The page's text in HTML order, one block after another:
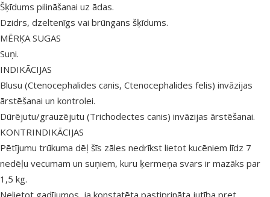
Šķīdums pilināšanai uz ādas.
Dzidrs, dzeltenīgs vai brūngans šķīdums.
MĒRĶA SUGAS
Suņi.
INDIKĀCIJAS
Blusu (Ctenocephalides canis, Ctenocephalides felis) invāzijas
ārstēšanai un kontrolei.
Dūrējutu/grauzējutu (Trichodectes canis) invāzijas ārstēšanai.
KONTRINDIKĀCIJAS
Pētījumu trūkuma dēļ šīs zāles nedrīkst lietot kucēniem līdz 7
nedēļu vecumam un suņiem, kuru ķermeņa svars ir mazāks par
1,5 kg.